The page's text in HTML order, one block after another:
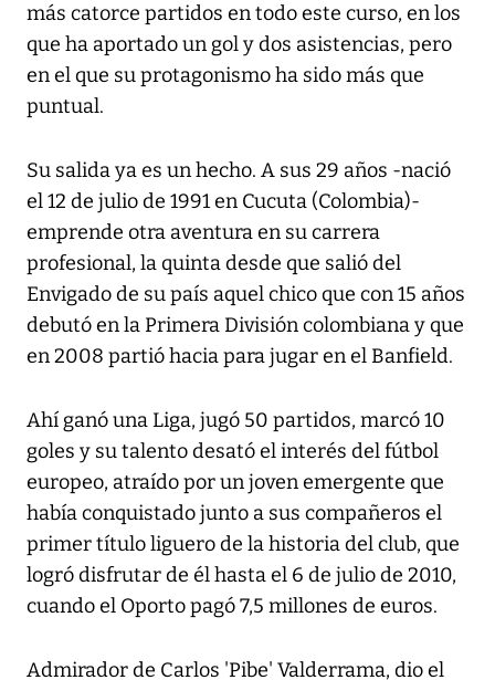
más catorce partidos en todo este curso, en los
que ha aportado un gol y dos asistencias, pero
en el que su protagonismo ha sido más que
puntual.
Su salida ya es un hecho. A sus 29 años -nació
el 12 de julio de 1991 en Cucuta (Colombia)-
emprende otra aventura en su carrera
profesional, la quinta desde que salió del
Envigado de su país aquel chico que con 15 años
debutó en la Primera División colombiana y que
en 2008 partió hacia para jugar en el Banfield.
Ahí ganó una Liga, jugó 50 partidos, marcó 10
goles y su talento desató el interés del fútbol
europeo, atraído por un joven emergente que
había conquistado junto a sus compañeros el
primer título liguero de la historia del club, que
logró disfrutar de él hasta el 6 de julio de 2010,
cuando el Oporto pagó 7,5 millones de euros.
Admirador de Carlos 'Pibe' Valderrama, dio el